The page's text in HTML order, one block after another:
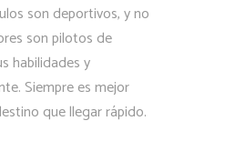
son deportivos, y no
son pilotos de
habilidades y
Siempre es mejor
que llegar rápido.